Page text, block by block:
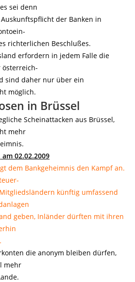
sei denn
der Banken in
richterlichen Beschlußes.
erfordern in jedem Falle die
sind daher nur über ein
möglich.
in Brüssel
Scheinattacken aus Brüssel,
mehr
02.02.2009
dem Bankgeheimnis den Kampf an.
künftig umfassend
geben, Inländer dürften mit ihren
die anonym bleiben dürfen,
mehr